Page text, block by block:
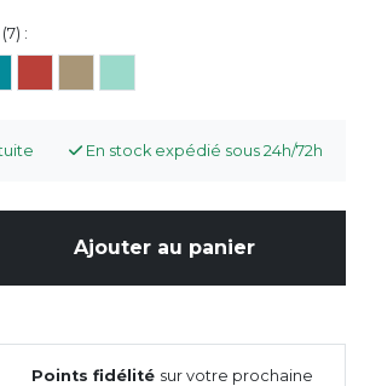
:
En stock expédié sous 24h/72h
Ajouter au panier
Points fidélité sur votre prochaine